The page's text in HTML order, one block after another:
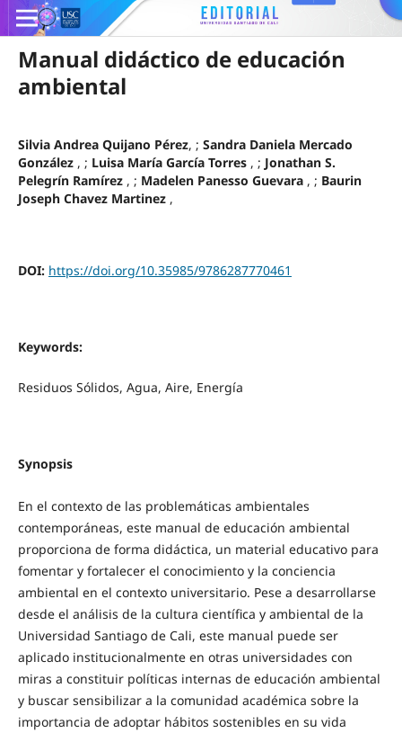
Manual didáctico de educación
ambiental
Silvia Andrea Quijano Pérez, ; Sandra Daniela Mercado
González , ; Luisa María García Torres , ; Jonathan S.
Pelegrín Ramírez , ; Madelen Panesso Guevara , ; Baurin
Joseph Chavez Martinez ,
DOI: https://doi.org/10.35985/9786287770461
Keywords:
Residuos Sólidos, Agua, Aire, Energía
Synopsis
En el contexto de las problemáticas ambientales
contemporáneas, este manual de educación ambiental
proporciona de forma didáctica, un material educativo para
fomentar y fortalecer el conocimiento y la conciencia
ambiental en el contexto universitario. Pese a desarrollarse
desde el análisis de la cultura científica y ambiental de la
Universidad Santiago de Cali, este manual puede ser
aplicado institucionalmente en otras universidades con
miras a constituir políticas internas de educación ambiental
y buscar sensibilizar a la comunidad académica sobre la
importancia de adoptar hábitos sostenibles en su vida